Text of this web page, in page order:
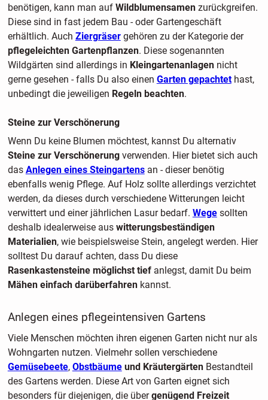
benötigen, kann man auf Wildblumensamenzurückgreifen.
Diese sind in fast jedem Bau - oder Gartengeschäft
erhältlich. Auch Ziergräsergehören zu der Kategorie der
pflegeleichten Gartenpflanzen. Diese sogenannten
Wildgärten sind allerdings in Kleingartenanlagennicht
gerne gesehen - falls Du also einen Garten gepachtethast,
unbedingt die jeweiligen Regeln beachten.
Steine zur Verschönerung
Wenn Du keine Blumen möchtest, kannst Du alternativ
Steine zur Verschönerungverwenden. Hier bietet sich auch
das Anlegen eines Steingartensan - dieser benötig
ebenfalls wenig Pflege. Auf Holz sollte allerdings verzichtet
werden, da dieses durch verschiedene Witterungen leicht
verwittert und einer jährlichen Lasur bedarf. Wegesollten
deshalb idealerweise aus witterungsbeständigen
Materialien, wie beispielsweise Stein, angelegt werden. Hier
solltest Du darauf achten, dass Du diese
Rasenkastensteine möglichst tief anlegst, damit Du beim
Mähen einfach darüberfahrenkannst.
Anlegen eines pflegeintensiven Gartens
Viele Menschen möchten ihren eigenen Garten nicht nur als
Wohngarten nutzen. Vielmehr sollen verschiedene
Gemüsebeete, Obstbäume und KräutergärtenBestandteil
des Gartens werden. Diese Art von Garten eignet sich
besonders für diejenigen, die übergenügend Freizeit